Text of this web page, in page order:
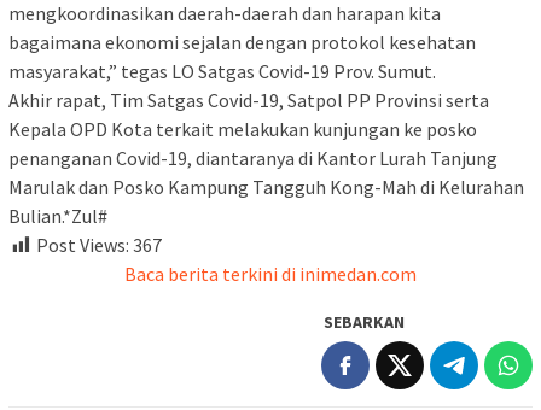
mengkoordinasikan daerah-daerah dan harapan kita
bagaimana ekonomi sejalan dengan protokol kesehatan
masyarakat,” tegas LO Satgas Covid-19 Prov. Sumut.
Akhir rapat, Tim Satgas Covid-19, Satpol PP Provinsi serta
Kepala OPD Kota terkait melakukan kunjungan ke posko
penanganan Covid-19, diantaranya di Kantor Lurah Tanjung
Marulak dan Posko Kampung Tangguh Kong-Mah di Kelurahan
Bulian.*Zul#
Post Views: 367
Baca berita terkini di inimedan.com
SEBARKAN